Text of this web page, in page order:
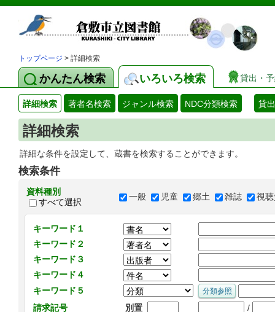
トップページ > 詳細検索
かんたん検索 いろいろ検索 貸出・
詳細検索 著者名検索 ジャンル検索 NDC分類検索 貸
詳細検索
詳細な条件を設定して、蔵書を検索することができます。
検索条件
資料種別
すべて選択
一般 児童 郷土 雑誌 視
キーワード１
キーワード２
キーワード３
キーワード４
キーワード５
請求記号
別置 /